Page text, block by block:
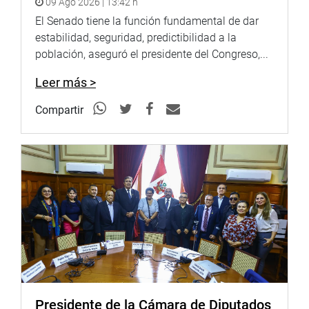
Señalaron que el documento no ha tenido en cuenta la
realidad nutricional del Perú y, además, deja de lado
aspectos importantes como la anemia y la desnutrición
crónica de los niños.
“La obesidad y el sobrepeso alcanza a niños. Y la
industria está preocupada por eso”, anotó Luza Elías de
ABRESA, al tiempo de añadir que los productos deben
contar con un etiquetado nutricional obligatorio.
Saby Mauricio Alza, decana del Colegio de Nutricionistas
del Perú, manifestó que el Reglamento se hizo sin pensar
en el objetivo principal por el cual se dio la ley, es decir,
reducir la obesidad infantil; mientras que Crisólogo
Cáceres, presidente de la Asociación de Consumidores y
Usuarios del Perú- ASPEC, expresó también su
desacuerdo con el documento.
El Senado tiene la función fundamental de dar
estabilidad, seguridad, predictibilidad a la
población, aseguró el presidente del Congreso,...
Leer más >
Compartir
Presidente de la Cámara de Diputados